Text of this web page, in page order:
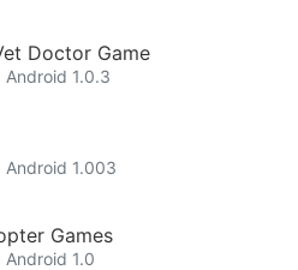
Doctor Game
Android 1.0.3
Android 1.003
Games
Android 1.0